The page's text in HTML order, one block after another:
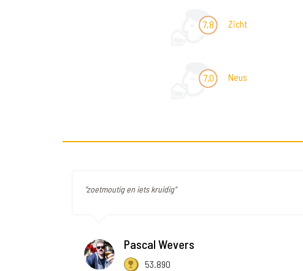
7,8 Zicht
7,0 Neus
"zoetmoutig en iets kruidig"
Pascal Wevers
53.890